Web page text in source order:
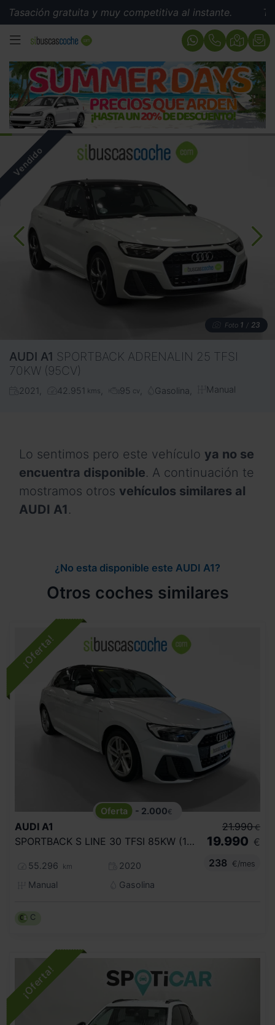
gratuita y muy competitiva al instante.
MENÚ
Foto 1 / 23
AUDI A1 SPORTBACK ADRENALIN 25 TFSI
70KW (95CV)
2021 42.951 kms 95 cv Gasolina Manual
Lo sentimos pero este vehículo ya no se
encuentra disponible. A continuación te
mostramos otros vehículos similares al
AUDI A1 .
¿No esta disponible este AUDI A1?
Otros coches similares
- 2.000€
AUDI A1
SPORTBACK S LINE 30 TFSI 85KW (116CV)
55.296 km
2020
Manual
Gasolina
21.990 €
19.990 €
238
€/mes
C